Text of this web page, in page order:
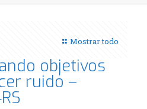
Mostrar todo
objetivos
ruido –